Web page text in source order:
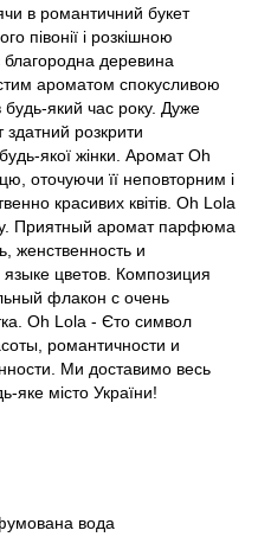
в романтичний букет
півонії і розкішною
благородна деревина
ароматом спокусливою
який час року. Дуже
розкрити
будь-якої жінки. Аромат Oh
оточуючи її неповторним і
красивих квітів. Oh Lolа
Приятный аромат парфюма
женственность и
цветов. Композиция
флакон с очень
Oh Lola - Єто символ
романтичности и
Ми доставимо весь
яке місто України!
вода